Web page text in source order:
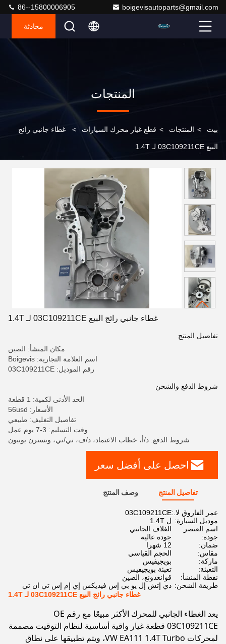
boigevisautoparts@gmail.com
86--15800006905
محادثة
المنتجات
بيت > المنتجات > قطع غيار محرك السيارات > غطاء جانبي رائج
البيع 03C109211CE لـ 1.4T
غطاء جانبي رائج البيع 03C109211CE لـ 1.4T
تفاصيل المنتج
مكان المنشأ: الصين
اسم العلامة التجارية: Boigevis
رقم الموديل: 03C109211CE
شروط الدفع والشحن
الحد الأدنى لكمية: 1 قطعة
الأسعار: 56usd
تفاصيل التغليف: طبيعي
وقت التسليم: 3-7 يوم عمل
شروط الدفع: د/أ، خطاب الاعتماد، د/ف، تي/تي، ويسترن يونيون
احصل على أفضل سعر
تفاصيل المنتج وصف المنتج
عمر الفاروق لا.:03C109211CE
موديل السيارة: ل 1.4T
اسم العنصر:
الغلاف الجانبي
جودة:
جودة عالية
ضمان:
12 شهرا
مقاس:
الحجم القياسي
ماركة:
بويجيفيس
التعبئة:
تعبئة بويجيفيس
نقطة المنشأ:
قوانغدونغ، الصين
طريقة الشحن: دي إتش إل يو بي إس فيديكس إي إم إس تي ان تي
غطاء جانبي رائج البيع 03C109211CE لـ 1.4T
يعد الغطاء الجانبي للمحرك الأكثر مبيعًا مع رقم OE
03C109211CE قطعة غيار واقية أساسية لنظام التوقيت مصممة
لمحركات VW EA111 1.4T Turbo، ويتم تطبيقها على نطاق